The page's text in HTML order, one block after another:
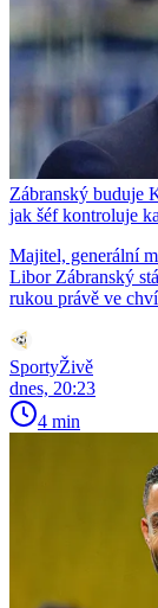
Zábranský buduje
jak šéf kontroluje
Majitel, generální
Libor Zábranský
rukou právě ve
SportyŽivě
dnes, 20:23
4 min